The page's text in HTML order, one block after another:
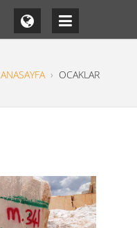
ANASAYFA › OCAKLAR